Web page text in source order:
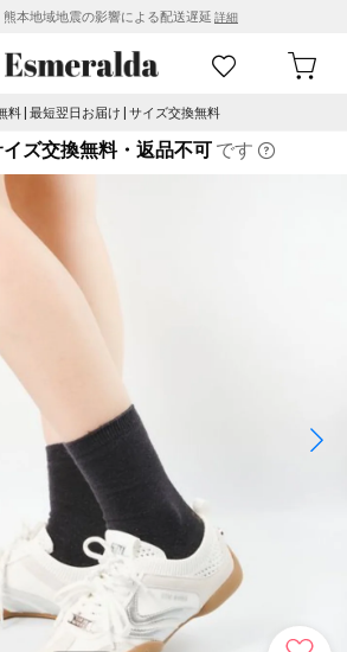
熊本地域地震の影響による配送遅延 詳細
料 | 最短翌日お届け | サイズ交換無料
イズ交換無料・返品不可 です